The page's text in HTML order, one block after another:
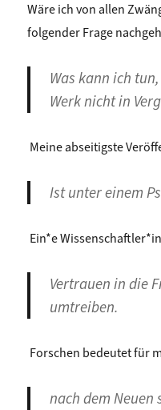
Wäre ich von allen
folgender Frage
Was kann ich
Werk nicht in
Meine abseitigste
Ist unter einem
Ein*e
Vertrauen in die
umtreiben.
Forschen bedeutet für
nach dem Neuen